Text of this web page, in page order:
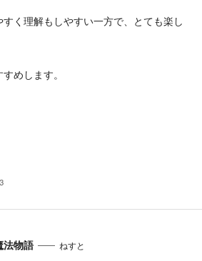
く理解もしやすい一方で、とても楽し
めします。
法物語
ねすと